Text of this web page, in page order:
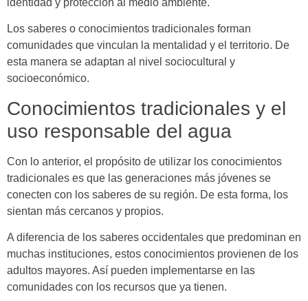
identidad y protección al medio ambiente.
Los saberes o conocimientos tradicionales forman
comunidades que vinculan la mentalidad y el territorio. De
esta manera se adaptan al nivel sociocultural y
socioeconómico.
Conocimientos tradicionales y el
uso responsable del agua
Con lo anterior, el propósito de utilizar los conocimientos
tradicionales es que las generaciones más jóvenes se
conecten con los saberes de su región. De esta forma, los
sientan más cercanos y propios.
A diferencia de los saberes occidentales que predominan en
muchas instituciones, estos conocimientos provienen de los
adultos mayores. Así pueden implementarse en las
comunidades con los recursos que ya tienen.